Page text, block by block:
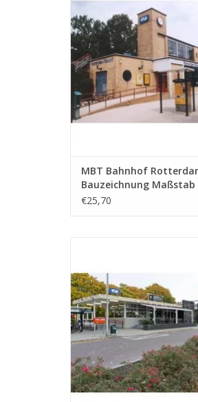
ZUM WARENKORB
MBT Bahnhof
Bauzeichnung Maßstab
(30.00.001)
€25,70
ZUM WARENKORB